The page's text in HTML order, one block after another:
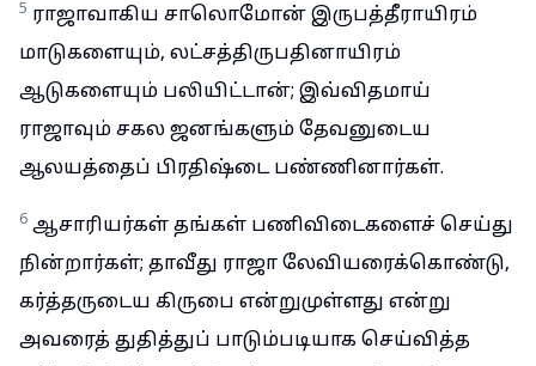
5 ராஜாவாகிய சாலொமோன் இருபத்தீராயிரம்
மாடுகளையும், லட்சத்திருபதினாயிரம்
ஆடுகளையும் பலியிட்டான்; இவ்விதமாய்
ராஜாவும் சகல ஜனங்களும் தேவனுடைய
ஆலயத்தைப் பிரதிஷ்டை பண்ணினார்கள்.
6 ஆசாரியர்கள் தங்கள் பணிவிடைகளைச் செய்து
நின்றார்கள்; தாவீது ராஜா லேவியரைக்கொண்டு,
கர்த்தருடைய கிருபை என்றுமுள்ளது என்று
அவரைத் துதித்துப் பாடும்படியாக செய்வித்த